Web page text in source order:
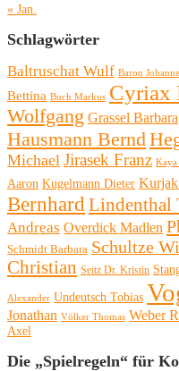
« Jan.
Schlagwörter
Baltruschat Wulf Baron
Bettina Buch Markus Cyriax
Wolfgang Grassel Barbara
Hausmann Bernd
Michael Jirasek Franz
Aaron Kugelmann Dieter
Bernhard Lindenthal
Andreas Overdick Madlen
Schmidt Barbara Schultze
Christian Seitz Dr. Kristin
Alexander Undeutsch Tobias
Jonathan Völker Thomas Weber
Axel
Die „Spielregeln“ für